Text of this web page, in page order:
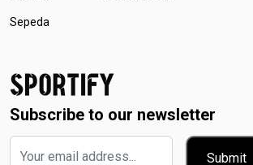
Sepeda
Subscribe to our newsletter
Submit